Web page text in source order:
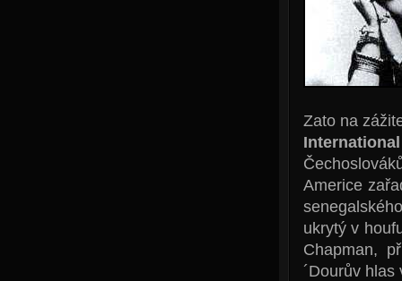
Zato na
Americe
ukrytý v
Chapman,
´Dourův